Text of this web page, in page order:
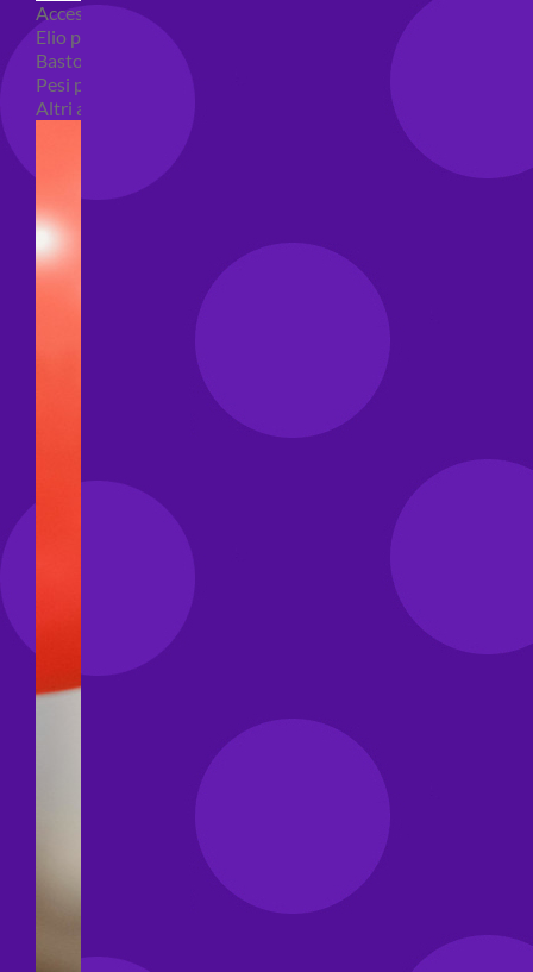
Accessori e Attrezzatura palloncini
Elio per palloncini
Bastoncini per palloncini
Pesi per palloncini
Altri accessori palloncini